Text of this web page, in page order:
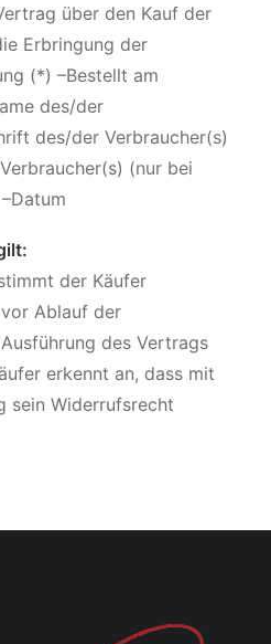
über den Kauf der
Erbringung der
(*) –Bestellt am
des/der
des/der Verbraucher(s)
(nur bei
der Käufer
Ablauf der
des Vertrags
erkennt an, dass mit
sein Widerrufsrecht